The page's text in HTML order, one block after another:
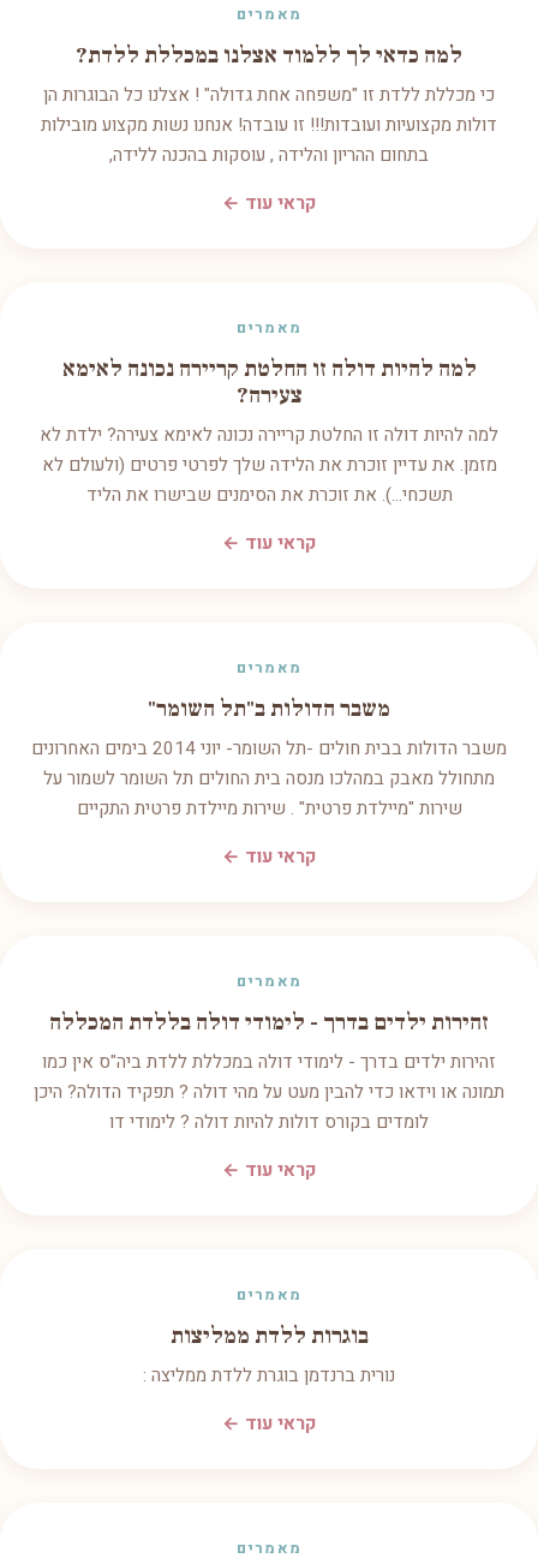
מאמרים
למה כדאי לך ללמוד אצלנו במכללת ללדת?
כי מכללת ללדת זו "משפחה אחת גדולה" ! אצלנו כל הבוגרות הן
דולות מקצועיות ועובדות!!! זו עובדה! אנחנו נשות מקצוע מובילות
בתחום ההריון והלידה , עוסקות בהכנה ללידה,
קראי עוד ←
מאמרים
למה להיות דולה זו החלטת קריירה נכונה לאימא
צעירה?
למה להיות דולה זו החלטת קריירה נכונה לאימא צעירה? ילדת לא
מזמן. את עדיין זוכרת את הלידה שלך לפרטי פרטים (ולעולם לא
תשכחי...). את זוכרת את הסימנים שבישרו את הליד
קראי עוד ←
מאמרים
משבר הדולות ב"תל השומר"
משבר הדולות בבית חולים -תל השומר- יוני 2014 בימים האחרונים
מתחולל מאבק במהלכו מנסה בית החולים תל השומר לשמור על
שירות "מיילדת פרטית" . שירות מיילדת פרטית התקיים
קראי עוד ←
מאמרים
זהירות ילדים בדרך - לימודי דולה בללדת המכללה
זהירות ילדים בדרך - לימודי דולה במכללת ללדת ביה"ס אין כמו
תמונה או וידאו כדי להבין מעט על מהי דולה ? תפקיד הדולה? היכן
לומדים בקורס דולות להיות דולה ? לימודי דו
קראי עוד ←
מאמרים
בוגרות ללדת ממליצות
נורית ברנדמן בוגרת ללדת ממליצה :
קראי עוד ←
מאמרים